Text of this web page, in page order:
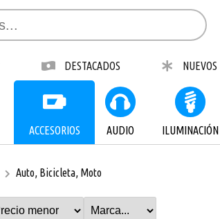
DESTACADOS NUEVOS
ACCESORIOS AUDIO ILUMINACIÓN
Auto, Bicicleta, Moto